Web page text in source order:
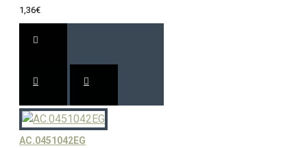
1,36€
AC.0451042EG